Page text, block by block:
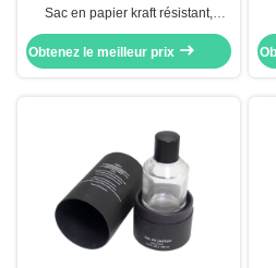
Sac en papier kraft résistant,
matériau recyclable disponible en
différentes épaisseurs et tailles
personnalisées avec plusieurs
Obtenez le meilleur prix